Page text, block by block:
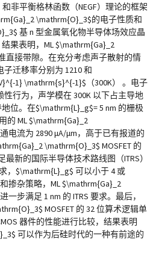
非平衡格林函数（NEGF）理论的框架
\mathrm{O}_3$的电子性质和
基 n 型金属氧化物半导体场效应晶
果表明，ML $\mathrm{Ga}_2
直接带隙。在充分考虑声子散射的情
迁移率分别为 1210 和
1} \mathrm{s}^{-1}$（300K） 。电子
行为，声学模在 300K 以下占主导地
位。在$\mathrm{L}_g$= 5 nm 的栅极
的 ML $\mathrm{Ga}_2
电流为 2890 μA/μm，高于已有报道的
\mathrm{O}_3$ MOSFET 的
新的国际半导体技术路线图（ITRS）
，$\mathrm{L}_g$ 可以小于 4 或
掺杂策略，ML $\mathrm{Ga}_2
一步满足 1 nm 的 ITRS 要求。最后，
MOSFET 的 32 位算术逻辑单
器件的性能进行比较，结果表明
可以作为后硅时代的一种有前途的